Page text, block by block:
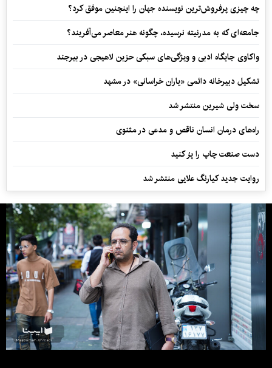
چه چیزی پرفروش‌ترین نویسنده جهان را اینچنین موفق کرد؟
جامعه‌ای که به مدرنیته نرسیده، چگونه هنر معاصر می‌آفریند؟
واکاوی جایگاه ادبی و ویژگی‌های سبکی حزین لاهیجی در بیرجند
تشکیل دبیرخانه دائمی «یاران خراسانی» در مشهد
سخت ولی شیرین منتشر شد
راه‌های درمان انسان ناقص و مدعی در مثنوی
دست صنعت چاپ را پرُ کنید
روایت جدید کیارنگ علایی منتشر شد